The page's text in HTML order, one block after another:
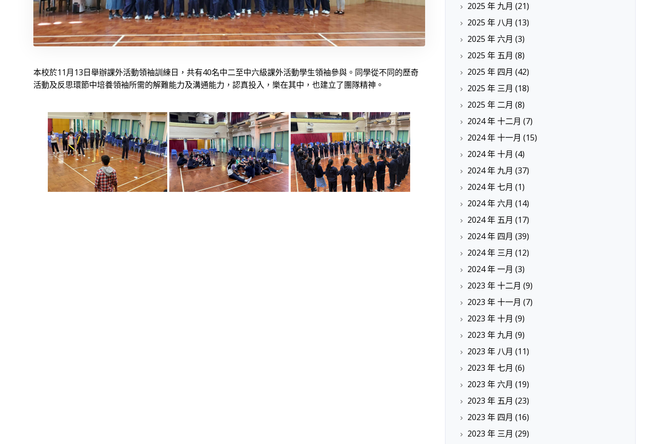
本校於11月13日舉辦課外活動領袖訓練日，共有40名中二至中六級課外活動學生領袖參與。同學從不同的歷奇
活動及反思環節中培養領袖所需的解難能力及溝通能力，認真投入，樂在其中，也建立了團隊精神。
2025 年 九月 (21)
2025 年 八月 (13)
2025 年 六月 (3)
2025 年 五月 (8)
2025 年 四月 (42)
2025 年 三月 (18)
2025 年 二月 (8)
2024 年 十二月 (7)
2024 年 十一月 (15)
2024 年 十月 (4)
2024 年 九月 (37)
2024 年 七月 (1)
2024 年 六月 (14)
2024 年 五月 (17)
2024 年 四月 (39)
2024 年 三月 (12)
2024 年 一月 (3)
2023 年 十二月 (9)
2023 年 十一月 (7)
2023 年 十月 (9)
2023 年 九月 (9)
2023 年 八月 (11)
2023 年 七月 (6)
2023 年 六月 (19)
2023 年 五月 (23)
2023 年 四月 (16)
2023 年 三月 (29)